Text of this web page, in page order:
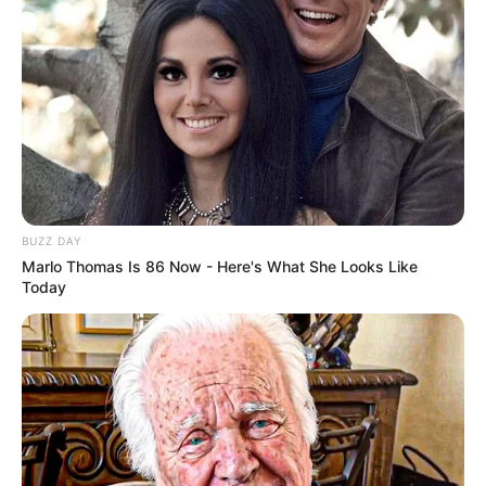
ньому — дитина, про яку, за її словами, після смерті
заявили, що вона померла через БЛД та
недоношеність.
BUZZ DAY
Marlo Thomas Is 86 Now - Here's What She Looks Like
Today